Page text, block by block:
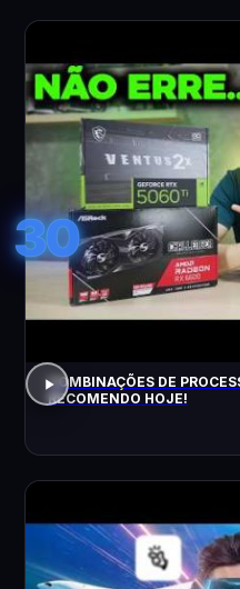
30
COMBINAÇÕES DE
RECOMENDO HOJE!